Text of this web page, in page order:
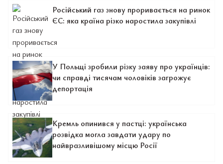
Російський газ знову проривається на ринок
ЄС: яка країна різко наростила закупівлі
У Польщі зробили різку заяву про українців:
чи справді тисячам чоловіків загрожує
депортація
Кремль опинився у пастці: українська
розвідка могла завдати удару по
найвразливішому місцю Росії